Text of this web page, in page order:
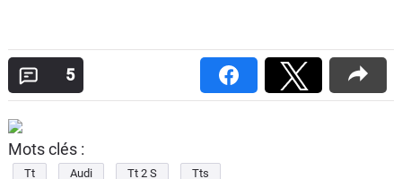
5
Mots clés :
Tt Audi Tt 2 S Tts